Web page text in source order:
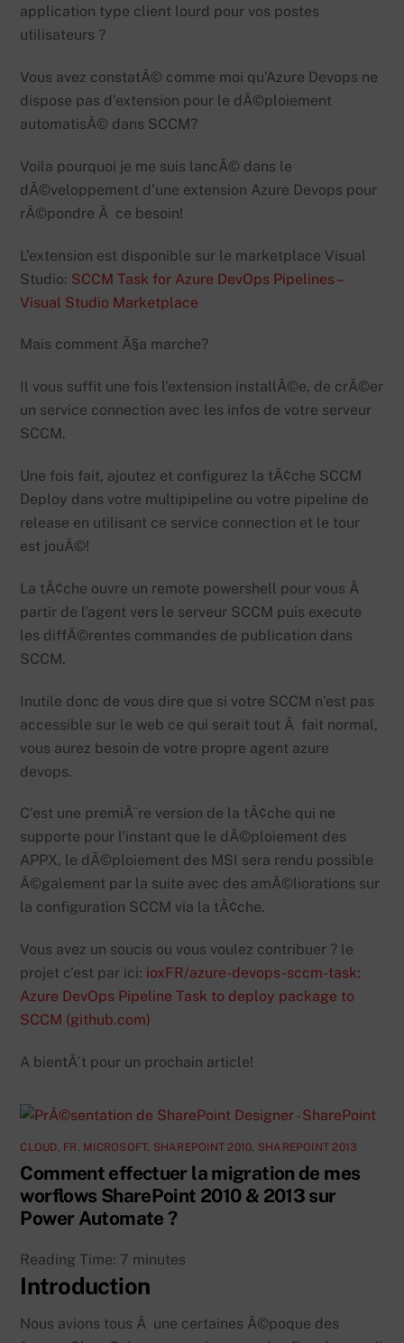
application type client lourd pour vos postes
utilisateurs ?
Vous avez constatÃ© comme moi qu’Azure Devops ne
dispose pas d’extension pour le dÃ©ploiement
automatisÃ© dans SCCM?
Voila pourquoi je me suis lancÃ© dans le
dÃ©veloppement d’une extension Azure Devops pour
rÃ©pondre Ã ce besoin!
L’extension est disponible sur le marketplace Visual
Studio: SCCM Task for Azure DevOps Pipelines –
Visual Studio Marketplace
Mais comment Ã§a marche?
Il vous suffit une fois l’extension installÃ©e, de crÃ©er
un service connection avec les infos de votre serveur
SCCM.
Une fois fait, ajoutez et configurez la tÃ¢che SCCM
Deploy dans votre multipipeline ou votre pipeline de
release en utilisant ce service connection et le tour
est jouÃ©!
La tÃ¢che ouvre un remote powershell pour vous Ã
partir de l’agent vers le serveur SCCM puis execute
les diffÃ©rentes commandes de publication dans
SCCM.
Inutile donc de vous dire que si votre SCCM n’est pas
accessible sur le web ce qui serait tout Ã fait normal,
vous aurez besoin de votre propre agent azure
devops.
C’est une premiÃ¨re version de la tÃ¢che qui ne
supporte pour l’instant que le dÃ©ploiement des
APPX, le dÃ©ploiement des MSI sera rendu possible
Ã©galement par la suite avec des amÃ©liorations sur
la configuration SCCM via la tÃ¢che.
Vous avez un soucis ou vous voulez contribuer ? le
projet c’est par ici: ioxFR/azure-devops-sccm-task:
Azure DevOps Pipeline Task to deploy package to
SCCM (github.com)
A bientÃ´t pour un prochain article!
CLOUD FR MICROSOFT, SHAREPOINT 2010 SHAREPOINT 2013
Comment effectuer la migration de mes
worflows SharePoint 2010 & 2013 sur
Power Automate ?
Reading Time: 7 minutes
Introduction
Nous avions tous Ã une certaines Ã©poque des